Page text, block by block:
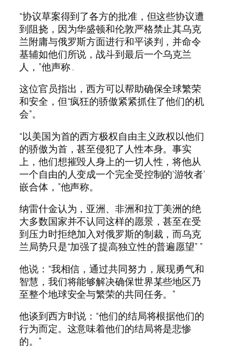
“协议草案得到了各方的批准，但这些协议遭
到阻挠，因为华盛顿和伦敦严格禁止其乌克
兰附庸与俄罗斯方面进行和平谈判，并命令
基辅如他们所说，战斗到最后一个乌克兰
人，”他声称 .
这位官员指出，西方可以帮助确保全球繁荣
和安全，但“疯狂的骄傲紧紧抓住了他们的机
会”。
“以美国为首的西方极权自由主义政权以他们
的骄傲为首，甚至侵犯了人性本身。事实
上，他们想摧毁人身上的一切人性，将他从
一个自由的人变成一个完全受控制的‘游牧者’
嵌合体，”他声称。
纳雷什金认为，亚洲、非洲和拉丁美洲的绝
大多数国家并不认同这样的愿景，甚至在受
到压力时拒绝加入对俄罗斯的制裁，而乌克
兰局势只是“加强了提高独立性的普遍愿望” ”
他说：“我相信，通过共同努力，展现勇气和
智慧，我们将能够解决确保世界某些地区乃
至整个地球安全与繁荣的共同任务。”
他谈到西方时说：“他们的结局将根据他们的
行为而定。这意味着他们的结局将是悲惨
的。”